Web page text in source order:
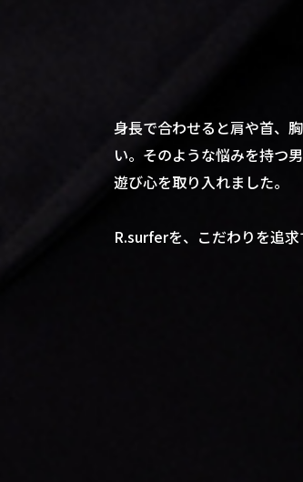
身長で合わせると肩や首、
い。そのような悩みを持つ
遊び心を取り入れました。
R.surferを、こだわりを追求